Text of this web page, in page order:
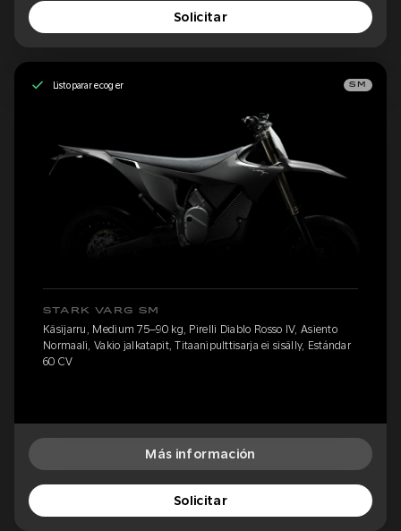
Solicitar
Listo para recoger SM
STARK VARG SM
Käsijarru, Medium 75–90 kg, Pirelli Diablo Rosso IV, Asiento
Normaali, Vakio jalkatapit, Titaanipulttisarja ei sisälly, Estándar
60 CV
Más información
Solicitar